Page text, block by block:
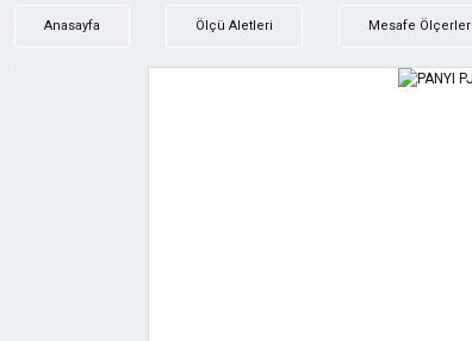
Anasayfa Ölçü Aletleri Mesafe Ölçerler